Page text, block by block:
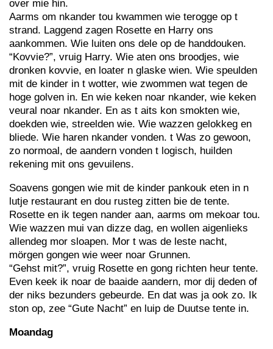
over mie hin.
Aarms om nkander tou kwammen wie terogge op t
strand. Laggend zagen Rosette en Harry ons
aankommen. Wie luiten ons dele op de handdouken.
“Kovvie?”, vruig Harry. Wie aten ons broodjes, wie
dronken kovvie, en loater n glaske wien. Wie speulden
mit de kinder in t wotter, wie zwommen wat tegen de
hoge golven in. En wie keken noar nkander, wie keken
veural noar nkander. En as t aits kon smokten wie,
doekden wie, streelden wie. Wie wazzen gelokkeg en
bliede. Wie haren nkander vonden. t Was zo gewoon,
zo normoal, de aandern vonden t logisch, huilden
rekening mit ons gevuilens.
Soavens gongen wie mit de kinder pankouk eten in n
lutje restaurant en dou rusteg zitten bie de tente.
Rosette en ik tegen nander aan, aarms om mekoar tou.
Wie wazzen mui van dizze dag, en wollen aigenlieks
allendeg mor sloapen. Mor t was de leste nacht,
mörgen gongen wie weer noar Grunnen.
“Gehst mit?”, vruig Rosette en gong richten heur tente.
Even keek ik noar de baaide aandern, mor dij deden of
der niks bezunders gebeurde. En dat was ja ook zo. Ik
ston op, zee “Gute Nacht” en luip de Duutse tente in.
Moandag